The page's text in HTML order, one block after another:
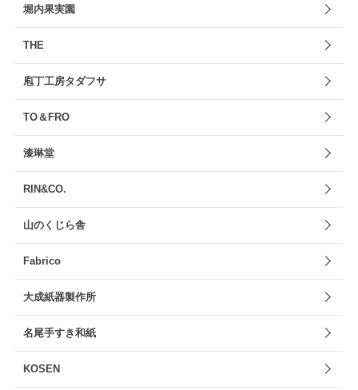
堀内果実園
THE
庖丁工房タダフサ
TO＆FRO
漆琳堂
RIN&CO.
山のくじら舎
Fabrico
大成紙器製作所
名尾手すき和紙
KOSEN